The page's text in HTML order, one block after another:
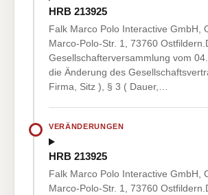
HRB 213925
Falk Marco Polo Interactive GmbH,
Marco-Polo-Str. 1, 73760
Gesellschafterversammlung vom
die Änderung des
Firma, Sitz ), § 3 ( Dauer,…
VERÄNDERUNGEN
HRB 213925
Falk Marco Polo Interactive GmbH,
Marco-Polo-Str. 1, 73760